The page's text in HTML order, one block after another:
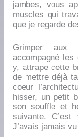
jambes, vous
muscles qui
que je regarde
Grimper aux
accompagné les
y, attrape cette
de mettre déjà
coeur
hisser, un petit
son souffle et
suivante.
J’avais jamais